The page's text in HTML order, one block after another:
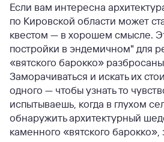
Если вам интересна
по Кировской области может
квестом — в хорошем смысле.
постройки в эндемичном" для
«вятского барокко»
Заморачиваться и искать их
одного — чтобы узнать то
испытываешь, когда в глухом
обнаружить архитектурный
каменного «вятского барокко»,